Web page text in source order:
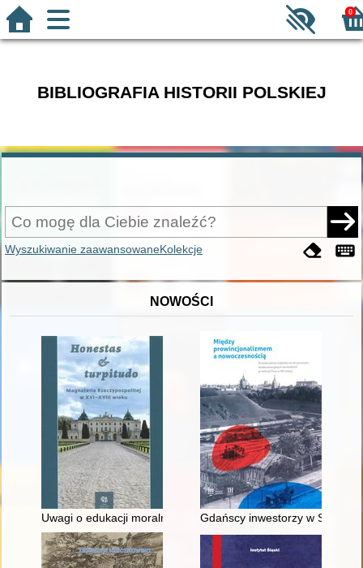
0
BIBLIOGRAFIA HISTORII POLSKIEJ
Wyszukiwanie zaawansowaneKolekcje
NOWOŚCI
Uwagi o edukacji moralnej synów szlacheckich w XVI-
Gdańscy inwestorzy w